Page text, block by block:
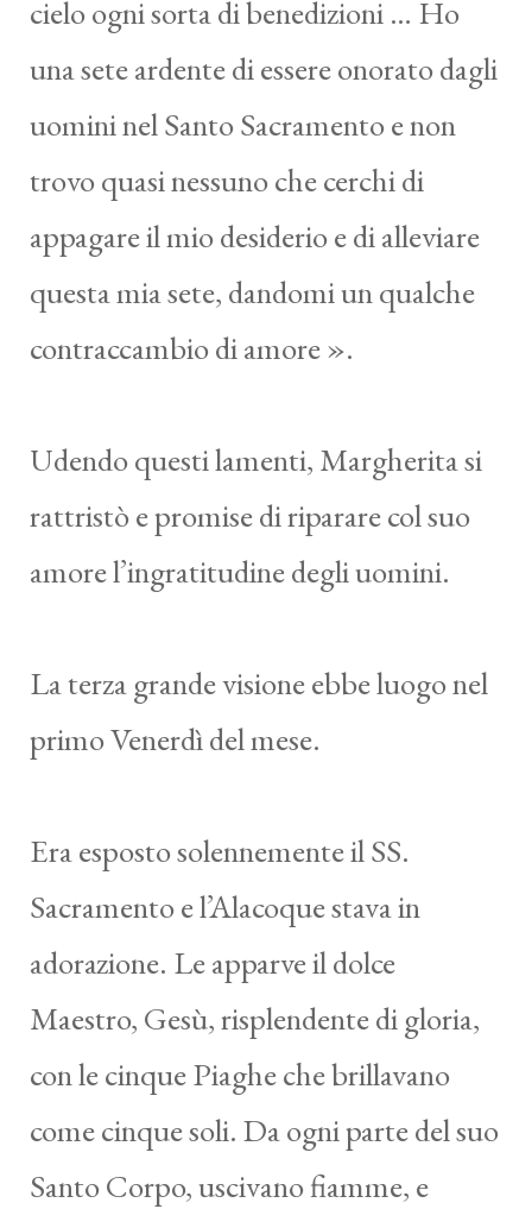
cielo ogni sorta di benedizioni … Ho
una sete ardente di essere onorato dagli
uomini nel Santo Sacramento e non
trovo quasi nessuno che cerchi di
appagare il mio desiderio e di alleviare
questa mia sete, dandomi un qualche
contraccambio di amore ».
Udendo questi lamenti, Margherita si
rattristò e promise di riparare col suo
amore l’ingratitudine degli uomini.
La terza grande visione ebbe luogo nel
primo Venerdì del mese.
Era esposto solennemente il SS.
Sacramento e l’Alacoque stava in
adorazione. Le apparve il dolce
Maestro, Gesù, risplendente di gloria,
con le cinque Piaghe che brillavano
come cinque soli. Da ogni parte del suo
Santo Corpo, uscivano fiamme, e